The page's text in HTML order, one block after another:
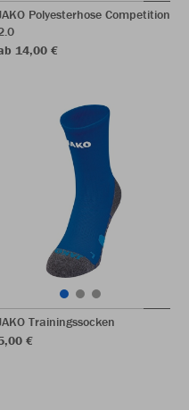
Polyesterhose Competition
14,00 €
Trainingssocken
€